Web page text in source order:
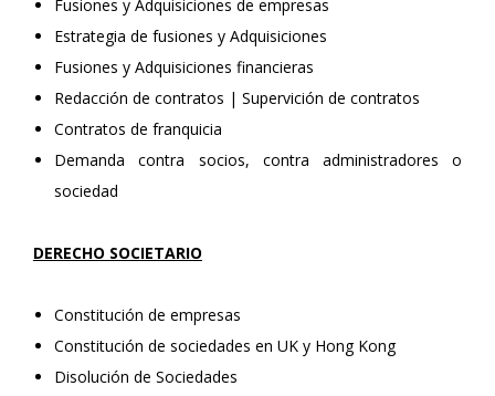
Fusiones y Adquisiciones de empresas
Estrategia de fusiones y Adquisiciones
Fusiones y Adquisiciones financieras
Redacción de contratos | Supervición de contratos
Contratos de franquicia
Demanda contra socios, contra administradores o
sociedad
DERECHO SOCIETARIO
Constitución de empresas
Constitución de sociedades en UK y Hong Kong
Disolución de Sociedades